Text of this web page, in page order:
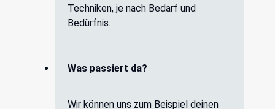
Techniken, je nach Bedarf und
Bedürfnis.
Was passiert da?
Wir können uns zum Beispiel deinen